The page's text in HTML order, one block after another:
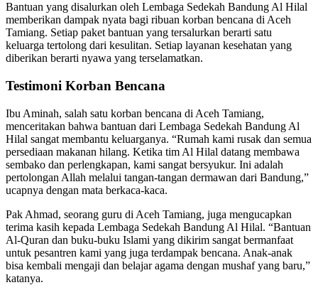
Bantuan yang disalurkan oleh Lembaga Sedekah Bandung Al Hilal
memberikan dampak nyata bagi ribuan korban bencana di Aceh
Tamiang. Setiap paket bantuan yang tersalurkan berarti satu
keluarga tertolong dari kesulitan. Setiap layanan kesehatan yang
diberikan berarti nyawa yang terselamatkan.
Testimoni Korban Bencana
Ibu Aminah, salah satu korban bencana di Aceh Tamiang,
menceritakan bahwa bantuan dari Lembaga Sedekah Bandung Al
Hilal sangat membantu keluarganya. “Rumah kami rusak dan semua
persediaan makanan hilang. Ketika tim Al Hilal datang membawa
sembako dan perlengkapan, kami sangat bersyukur. Ini adalah
pertolongan Allah melalui tangan-tangan dermawan dari Bandung,”
ucapnya dengan mata berkaca-kaca.
Pak Ahmad, seorang guru di Aceh Tamiang, juga mengucapkan
terima kasih kepada Lembaga Sedekah Bandung Al Hilal. “Bantuan
Al-Quran dan buku-buku Islami yang dikirim sangat bermanfaat
untuk pesantren kami yang juga terdampak bencana. Anak-anak
bisa kembali mengaji dan belajar agama dengan mushaf yang baru,”
katanya.